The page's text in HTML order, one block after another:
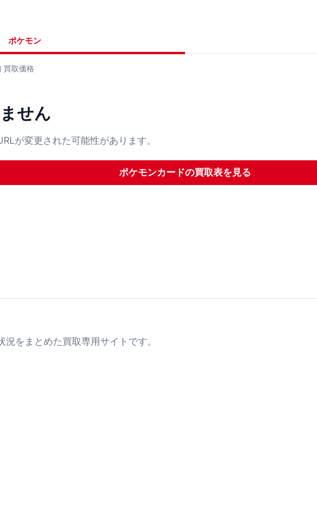
ポケモン
買取価格
せん
が変更された可能性があります。
ポケモンカードの買取表を見る
をまとめた買取専用サイトです。